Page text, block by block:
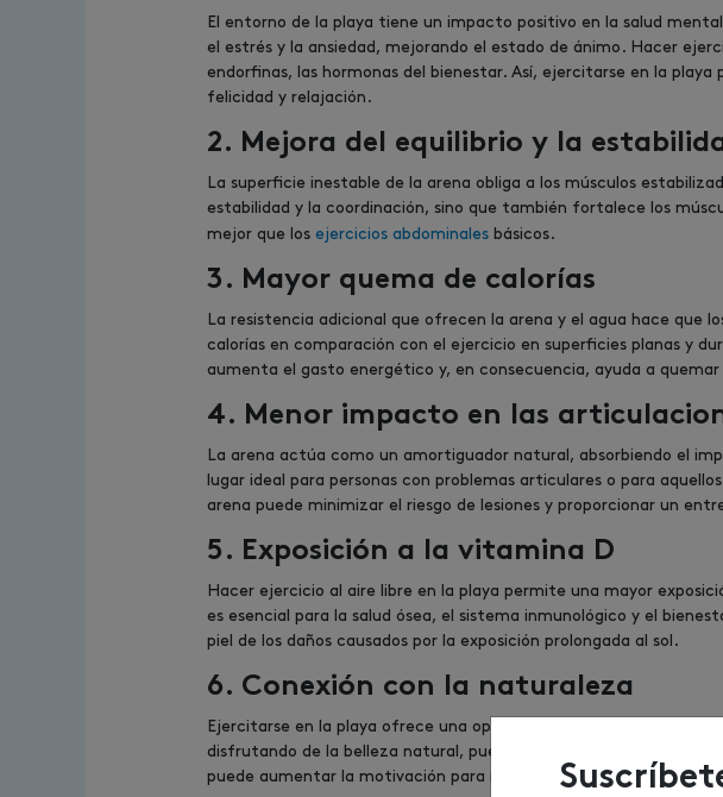
El entorno de la playa tiene un impacto positivo en la salud
el estrés y la ansiedad, mejorando el estado de ánimo. Hacer
endorfinas, las hormonas del bienestar. Así, ejercitarse en la
felicidad y relajación.
2. Mejora del equilibrio y la
La superficie inestable de la arena obliga a los músculos
estabilidad y la coordinación, sino que también fortalece los
mejor que los ejercicios abdominales básicos.
3. Mayor quema de calorías
La resistencia adicional que ofrecen la arena y el agua hace que
calorías en comparación con el ejercicio en superficies planas y
aumenta el gasto energético y, en consecuencia, ayuda a quemar
4. Menor impacto en las
La arena actúa como un amortiguador natural, absorbiendo el
lugar ideal para personas con problemas articulares o para
arena puede minimizar el riesgo de lesiones y proporcionar un
5. Exposición a la vitamina D
Hacer ejercicio al aire libre en la playa permite una mayor
es esencial para la salud ósea, el sistema inmunológico y el
piel de los daños causados por la exposición prolongada al sol.
6. Conexión con la naturaleza
Ejercitarse en la playa ofrece una oportunidad única de
disfrutando de la belleza natural, puede hacer que el ejercicio
puede aumentar la motivación para mantenerse activo y adoptar